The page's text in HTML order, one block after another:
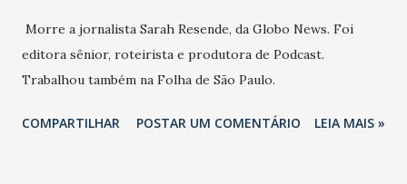
Morre a jornalista Sarah Resende, da Globo News. Foi
editora sênior, roteirista e produtora de Podcast.
Trabalhou também na Folha de São Paulo.
COMPARTILHAR POSTAR UM COMENTÁRIO LEIA MAIS »